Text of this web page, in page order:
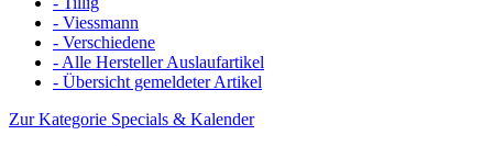
- Viessmann
- Verschiedene
- Alle Hersteller Auslaufartikel
- Übersicht gemeldeter Artikel
Zur Kategorie Specials & Kalender